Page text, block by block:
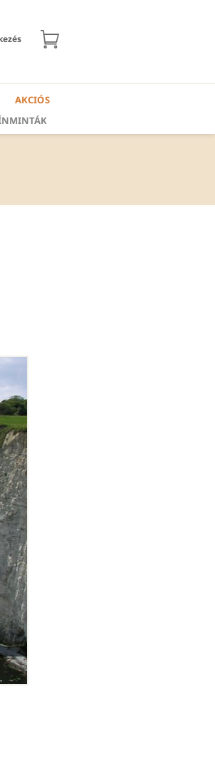
AKCIÓS